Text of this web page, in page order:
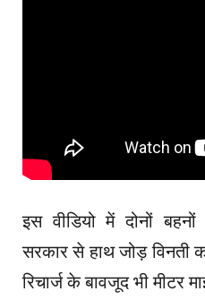
इस वीडियो में दोनों
सरकार से हाथ जोड़ विनती
रिचार्ज के बावजूद भी मीटर